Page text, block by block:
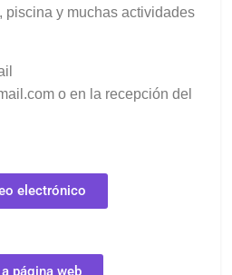
piscina y muchas actividades
o en la recepción del
electrónico
página web